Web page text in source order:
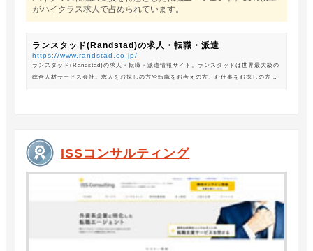
がハイクラス求人で占められています。
ランスタッド(Randstad)の求人・転職・派遣
https://www.randstad.co.jp/
ランスタッド(Randstad)の求人・転職・派遣情報サイト。ランスタッドは世界最大級の
総合人材サービス会社。求人をお探しの方や転職をお考えの方、お仕事をお探しの方に
ISSコンサルティング